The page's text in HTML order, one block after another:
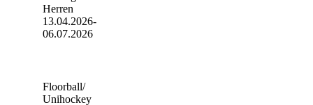
Herren
13.04.2026-
06.07.2026
Floorball/
Unihockey